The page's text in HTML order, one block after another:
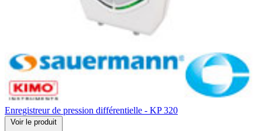
Enregistreur de pression différentielle - KP 320
Voir le produit